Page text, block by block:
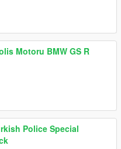
Motoru BMW GS R
Police Special